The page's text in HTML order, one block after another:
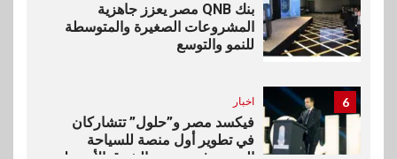
بنك QNB مصر يعزز جاهزية
المشروعات الصغيرة والمتوسطة
للنمو والتوسع
6 اخبار
فيكسد مصر و”حلول” تتشاركان
في تطوير أول منصة للسياحة